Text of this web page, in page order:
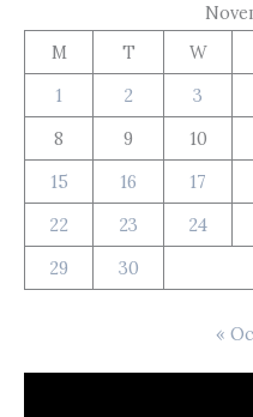
M
T W
1
2 3
8
9 10
15
16 17
22
23 24
29
30
«